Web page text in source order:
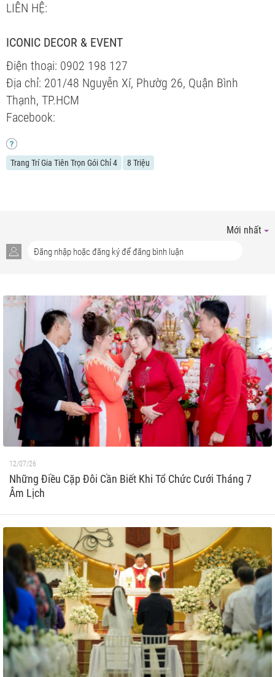
LIÊN HỆ:
ICONIC DECOR & EVENT
Điện thoại: 0902 198 127
Địa chỉ: 201/48 Nguyễn Xí, Phườg 26, Quận Bình
Thạnh, TP.HCM
Facebook:
Trang Trí Gia Tiên Trọn Gói Chỉ 4 8 Triệu
Mới nhất
12/07/26
Những Điều Cặp Đôi Cần Biết Khi Tổ Chức Cưới Tháng 7
Âm Lịch